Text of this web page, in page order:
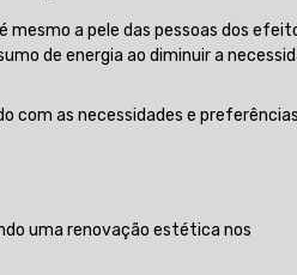
mesmo a pele das pessoas dos
de energia ao diminuir a
com as necessidades e
uma renovação estética nos